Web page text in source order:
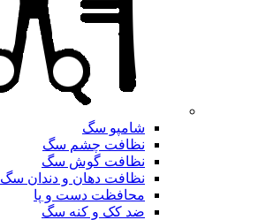
شامپو سگ
نظافت چشم سگ
نظافت گوش سگ
نظافت دهان و دندان سگ
محافظت دست و پا
ضد کک و کنه سگ